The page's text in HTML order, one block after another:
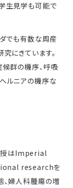
生見学も可能で
でも有数な周産
にきています。
候群の機序、呼吸
ルニアの機序な
授はImperial
researchを
、婦人科腫瘍の増